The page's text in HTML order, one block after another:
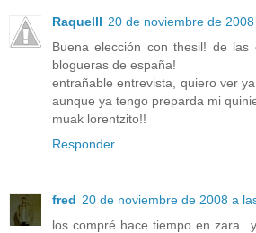
Raquelll 20 de noviembre de
Buena elección con thesil! de las
blogueras de españa!
entrañable entrevista, quiero ver
aunque ya tengo preparda mi
muak lorentzito!!
Responder
fred 20 de noviembre de 2008 a
los compré hace tiempo en